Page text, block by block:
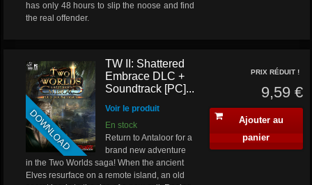
has only 48 hours to slip the noose and find
the real offender.
DOWNLOAD
TW II: Shattered
Embrace DLC +
Soundtrack [PC]...
Voir le produit
En stock
Return to Antaloor for a
brand new adventure
in the Two Worlds saga! When the ancient
Elves resurface on a remote island, an old
PRIX RÉDUIT !
9,59 €
Ajouter au
panier